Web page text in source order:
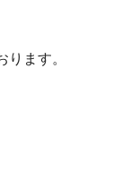
ます。